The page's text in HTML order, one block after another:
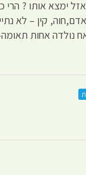
ימצא אותו ? הרי
קין – לא
נולדה אחות